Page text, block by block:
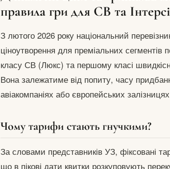
правила гри для СВ та
З лютого 2026 року національний
ціноутворення для преміальних сегментів
класу СВ (Люкс) та першому класі
Вона залежатиме від попиту, часу
авіакомпаніях або європейських
Чому тарифи стають гнучкими?
За словами представників УЗ, фіксовані
що в пікові дати квитки розкуповують